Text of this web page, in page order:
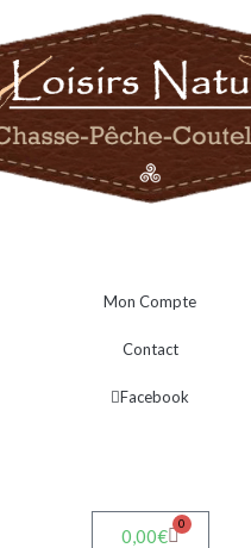
Mon Compte
Contact
Facebook
0,00€
0